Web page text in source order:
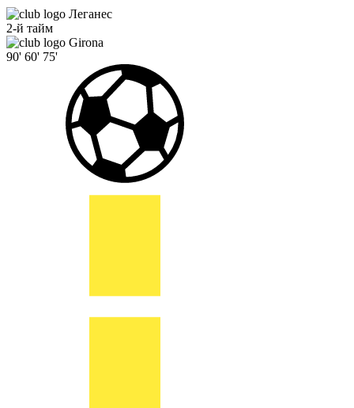
Леганес
2-й тайм
Girona
90' 60' 75'